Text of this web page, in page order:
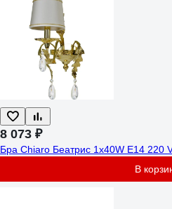
8 073 ₽
Бра Chiaro Беатрис 1x40W Е14 220
В